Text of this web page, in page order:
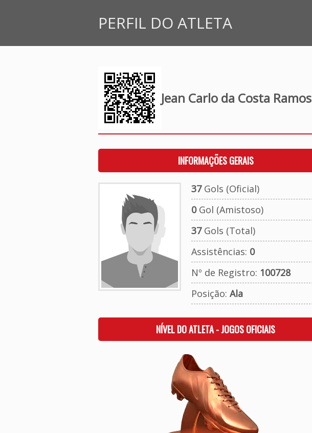
PERFIL DO ATLETA
Jean Carlo da Costa Ramos
INFORMAÇÕES GERAIS
37Gols (Oficial)
0Gol (Amistoso)
37Gols (Total)
Assistências: 0
Nº de Registro: 100728
Posição: Ala
NÍVEL DO ATLETA - JOGOS OFICIAIS